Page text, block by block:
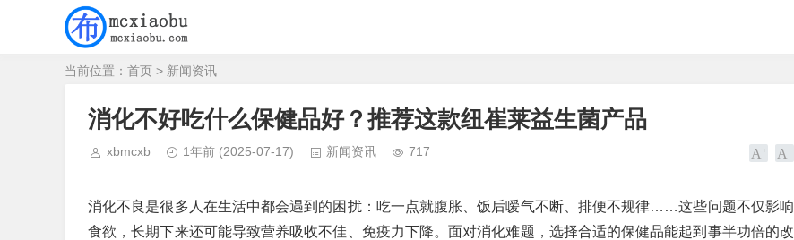
当前位置： 首页 > 新闻资讯
消化不好吃什么保健品好？推荐这款纽崔莱益生菌产品
xbmcxb 1年前 (2025-07-17) 新闻资讯 717
消化不良是很多人在生活中都会遇到的困扰：吃一点就腹胀、饭后嗳气不断、排便不规律……这些问题不仅影响
食欲，长期下来还可能导致营养吸收不佳、免疫力下降。面对消化难题，选择合适的保健品能起到事半功倍的改